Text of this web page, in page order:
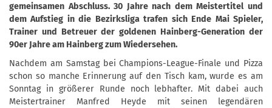
gemeinsamen Abschluss. 30 Jahre nach dem Meistertitel und
dem Aufstieg in die Bezirksliga trafen sich Ende Mai Spieler,
Trainer und Betreuer der goldenen Hainberg-Generation der
90er Jahre am Hainberg zum Wiedersehen.
Nachdem am Samstag bei Champions-League-Finale und Pizza
schon so manche Erinnerung auf den Tisch kam, wurde es am
Sonntag in größerer Runde noch lebhafter. Mit dabei auch
Meistertrainer Manfred Heyde mit seinen legendären